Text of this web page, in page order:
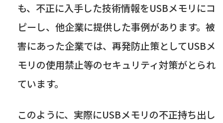
も、不正に入手した技術情報をUSBメモリにコ
ピーし、他企業に提供した事例があります。被
害にあった企業では、再発防止策としてUSBメ
モリの使用禁止等のセキュリティ対策がとられ
ています。
このように、実際にUSBメモリの不正持ち出し